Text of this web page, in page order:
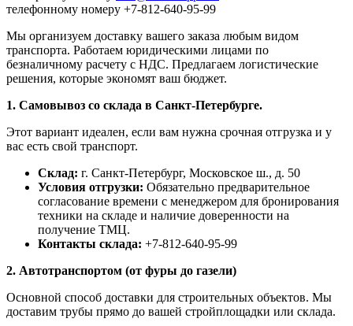
телефонному номеру +7-812-640-95-99
Мы организуем доставку вашего заказа любым видом
транспорта. Работаем юридическими лицами по
безналичному расчету с НДС. Предлагаем логистические
решения, которые экономят ваш бюджет.
1. Самовывоз со склада в Санкт-Петербурге.
Этот вариант идеален, если вам нужна срочная отгрузка и у
вас есть свой транспорт.
Склад: г. Санкт-Петербург, Московское ш., д. 50
Условия отгрузки: Обязательно предварительное
согласование времени с менеджером для бронирования
техники на складе и наличие доверенности на
получение ТМЦ.
Контакты склада: +7-812-640-95-99
2. Автотранспортом (от фуры до газели)
Основной способ доставки для строительных объектов. Мы
доставим трубы прямо до вашей стройплощадки или склада.